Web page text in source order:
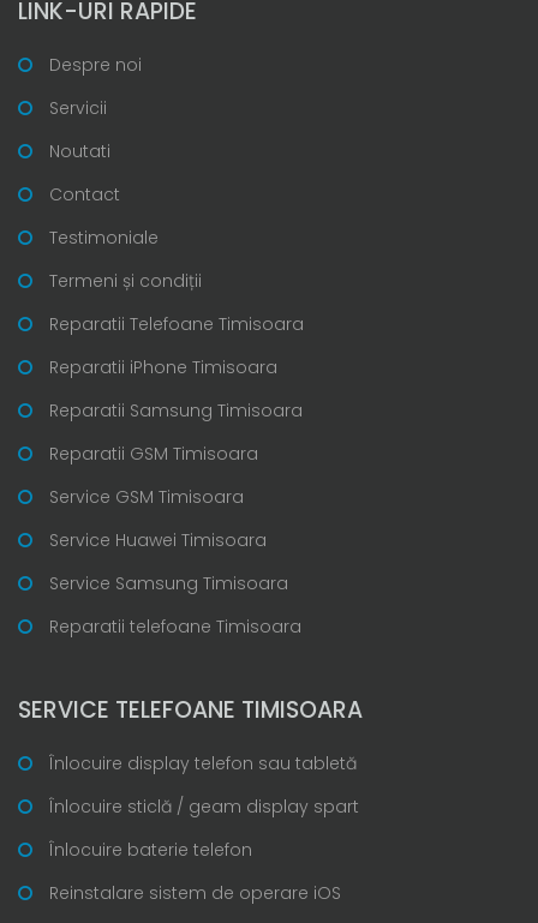
LINK-URI RAPIDE
Despre noi
Servicii
Noutati
Contact
Testimoniale
Termeni și condiții
Reparatii Telefoane Timisoara
Reparatii iPhone Timisoara
Reparatii Samsung Timisoara
Reparatii GSM Timisoara
Service GSM Timisoara
Service Huawei Timisoara
Service Samsung Timisoara
Reparatii telefoane Timisoara
SERVICE TELEFOANE TIMISOARA
Înlocuire display telefon sau tabletă
Înlocuire sticlă / geam display spart
Înlocuire baterie telefon
Reinstalare sistem de operare iOS